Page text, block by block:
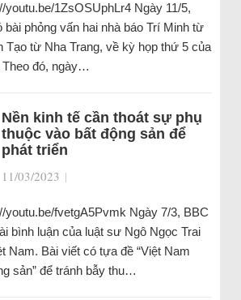
youtu.be/1ZsOSUphLr4 Ngày 11/5,
bài phỏng vấn hai nhà báo Trí Minh từ
Tạo từ Nha Trang, về kỳ họp thứ 5 của
đó, ngày…
Nền kinh tế cần thoát sự phụ
thuộc vào bất động sản để
phát triển
11/03/2023 |
youtu.be/fvetgA5Pvmk Ngày 7/3, BBC
bình luận của luật sư Ngô Ngọc Trai
Nam. Bài viết có tựa đề “Việt Nam
sản” để tránh bẫy thu…